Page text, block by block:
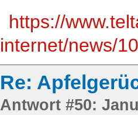
https://
internet/news/
Re:
Antwort #50: